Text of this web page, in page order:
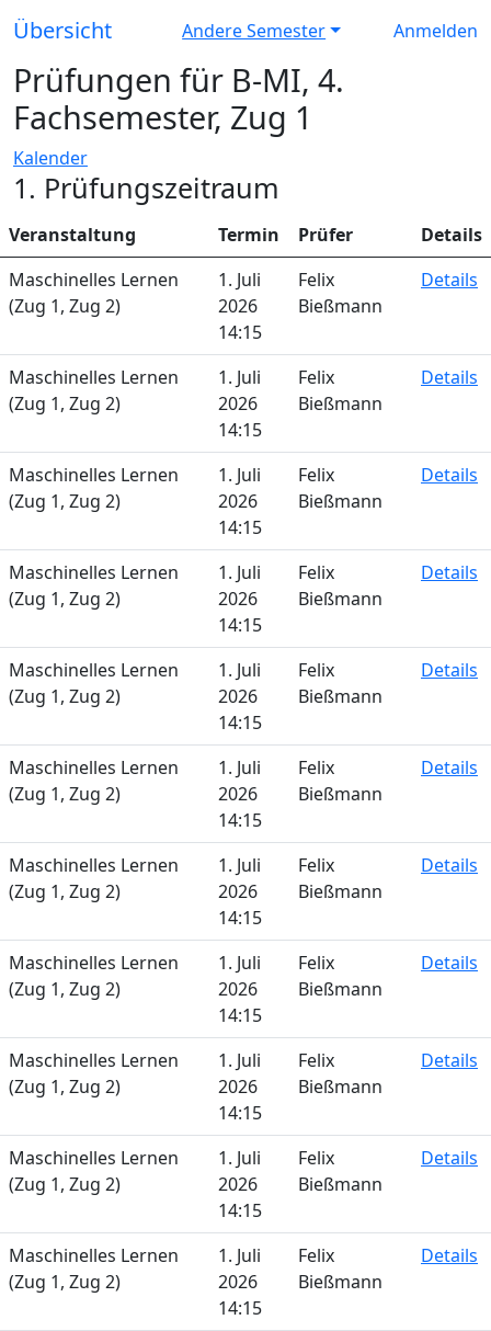
Übersicht Andere Semester Anmelden
Prüfungen für B-MI, 4.
Fachsemester, Zug 1
Kalender
1. Prüfungszeitraum
Veranstaltung Termin Prüfer
Details
Maschinelles Lernen
(Zug 1, Zug 2)
1. Juli
2026
14:15
Felix
Bießmann
Details
Maschinelles Lernen
(Zug 1, Zug 2)
1. Juli
2026
14:15
Felix
Bießmann
Details
Maschinelles Lernen
(Zug 1, Zug 2)
1. Juli
2026
14:15
Felix
Bießmann
Details
Maschinelles Lernen
(Zug 1, Zug 2)
1. Juli
2026
14:15
Felix
Bießmann
Details
Maschinelles Lernen
(Zug 1, Zug 2)
1. Juli
2026
14:15
Felix
Bießmann
Details
Maschinelles Lernen
(Zug 1, Zug 2)
1. Juli
2026
14:15
Felix
Bießmann
Details
Maschinelles Lernen
(Zug 1, Zug 2)
1. Juli
2026
14:15
Felix
Bießmann
Details
Maschinelles Lernen
(Zug 1, Zug 2)
1. Juli
2026
14:15
Felix
Bießmann
Details
Maschinelles Lernen
(Zug 1, Zug 2)
1. Juli
2026
14:15
Felix
Bießmann
Details
Maschinelles Lernen
(Zug 1, Zug 2)
1. Juli
2026
14:15
Felix
Bießmann
Details
Maschinelles Lernen
(Zug 1, Zug 2)
1. Juli
2026
14:15
Felix
Bießmann
Details